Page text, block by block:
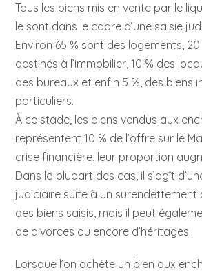
Tous les biens mis en vente par le
le sont dans le cadre d’une saisie
Environ 65 % sont des logements,
destinés à l’immobilier, 10 % des
des bureaux et enfin 5 %, des biens
particuliers.
À ce stade, les biens vendus aux
représentent 10 % de l’offre sur le
crise financière, leur proportion
Dans la plupart des cas, il s’agît
judiciaire suite à un
des biens saisis, mais il peut
de divorces ou encore d’héritages.
Lorsque l’on achète un bien aux